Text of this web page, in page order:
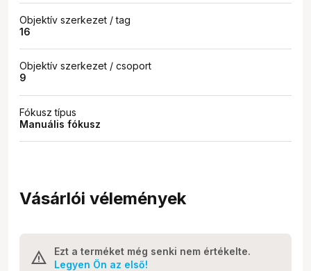
Objektív szerkezet / tag
16
Objektív szerkezet / csoport
9
Fókusz típus
Manuális fókusz
Vásárlói vélemények
Ezt a terméket még senki nem értékelte.
Legyen Ön az első!